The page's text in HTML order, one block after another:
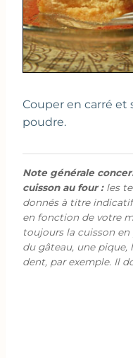
Couper en carré et
poudre.
Note générale
cuisson au four :les
donnés à titre
en fonction de votre
toujours la cuisson
du gâteau, une pique,
dent, par exemple. Il